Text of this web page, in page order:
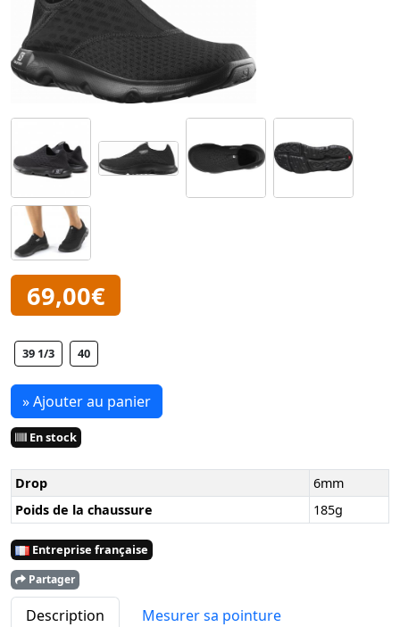
69,00€
39 1/3 40
» Ajouter au panier
En stock
Drop
6mm
Poids de la chaussure
185g
Entreprise française
Partager
Description
Mesurer sa pointure